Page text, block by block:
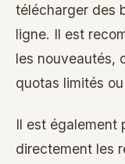
télécharger des
ligne. Il est
les nouveautés,
quotas limités
Il est également
directement les